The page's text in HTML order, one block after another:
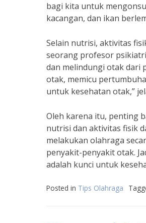
bagi kita untuk
kacangan, dan ikan
Selain nutrisi, aktivitas
seorang profesor
dan melindungi otak dari
otak, memicu
untuk kesehatan otak,”
Oleh karena itu, penting
nutrisi dan aktivitas fisik
melakukan olahraga
penyakit-penyakit otak.
adalah kunci untuk
Posted in Tips Olahraga